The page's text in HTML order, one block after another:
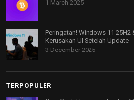
1 March 2025
Peringatan! Windows 11 25H2
Kerusakan UI Setelah Update
3 December 2025
TERPOPULER